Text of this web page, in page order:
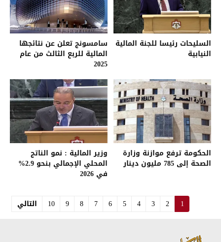
السليحات رئيسا للجنة المالية
النيابية
سامسونج تعلن عن نتائجها
المالية للربع الثالث من عام
2025
الحكومة ترفع موازنة وزارة
الصحة إلى 785 مليون دينار
وزير المالية : نمو الناتج
المحلي الإجمالي بنحو 2.9%
في 2026
1
2
3
4
5
6
7
8
9
10 التالي